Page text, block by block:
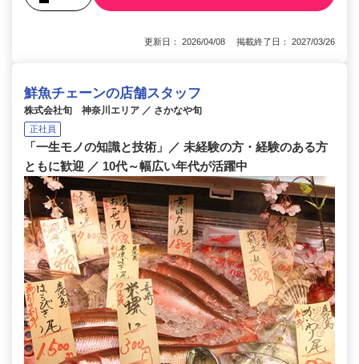
更新日： 2026/04/08 掲載終了日： 2027/03/26
鮮魚チェーンの店舗スタッフ
株式会社旬 神奈川エリア ／ さかなや旬
正社員
「一生モノの知識と技術」／ 未経験の方・経験のある方
ともに歓迎 ／ 10代～幅広い年代が活躍中